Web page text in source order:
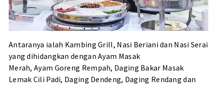
Antaranya ialah Kambing Grill, Nasi Beriani dan Nasi Serai
yang dihidangkan dengan Ayam Masak
Merah, Ayam Goreng Rempah, Daging Bakar Masak
Lemak Cili Padi, Daging Dendeng, Daging Rendang dan